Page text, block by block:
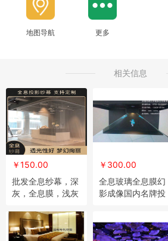
地图导航 更多
相关信息
￥150.00
批发全息纱幕，深
灰，全息膜，浅灰
￥300.00
全息玻璃全息膜幻
影成像国内名牌投